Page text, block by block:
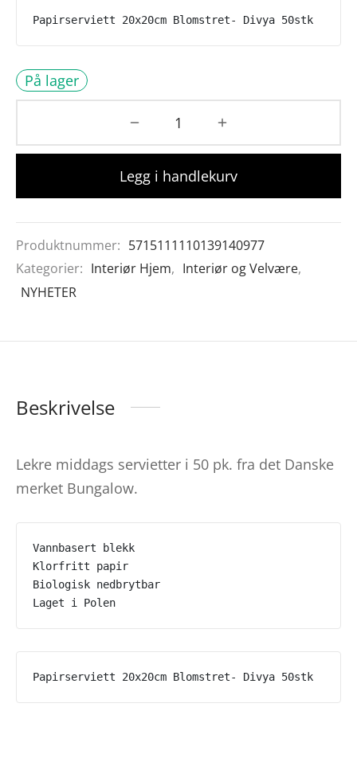
Papirserviett 20x20cm Blomstret- Divya 50stk
På lager
Legg i handlekurv
Produktnummer: 5715111110139140977
Kategorier: Interiør Hjem, Interiør og Velvære,
NYHETER
Beskrivelse
Lekre middags servietter i 50 pk. fra det Danske
merket Bungalow.
Vannbasert blekk
Klorfritt papir
Biologisk nedbrytbar
Laget i Polen
Papirserviett 20x20cm Blomstret- Divya 50stk